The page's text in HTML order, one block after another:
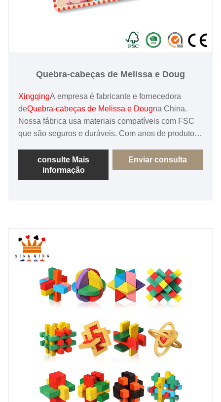
Quebra-cabeças de Melissa e Doug
XingqingA empresa é fabricante e fornecedora
deQuebra-cabeças de Melissa e Dougna China.
Nossa fábrica usa materiais compatíveis com FSC
que são seguros e duráveis. Com anos de produtos
confiança de clientes nacionais e estrangeiros, é o
fornecedor preferido de muitas grandes marcas na
China.
consulte Mais
informação
Enviar consulta